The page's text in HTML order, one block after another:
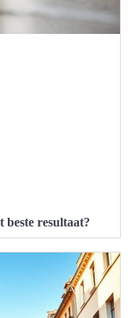
beste resultaat?